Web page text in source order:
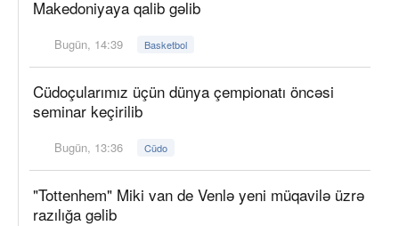
Makedoniyaya qalib gəlib
Bugün, 14:39 Basketbol
Cüdoçularımız üçün dünya çempionatı öncəsi
seminar keçirilib
Bugün, 13:36 Cüdo
"Tottenhem" Miki van de Venlə yeni müqavilə üzrə
razılığa gəlib